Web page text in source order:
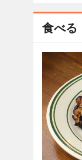
食べる